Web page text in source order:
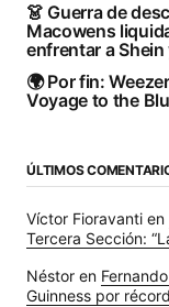
👗 Guerra de
Macowens
enfrentar a Shein
🌍 Por fin:
Voyage to the
ÚLTIMOS
Víctor Fioravanti en
Tercera Sección:
Néstor en
Guinness por